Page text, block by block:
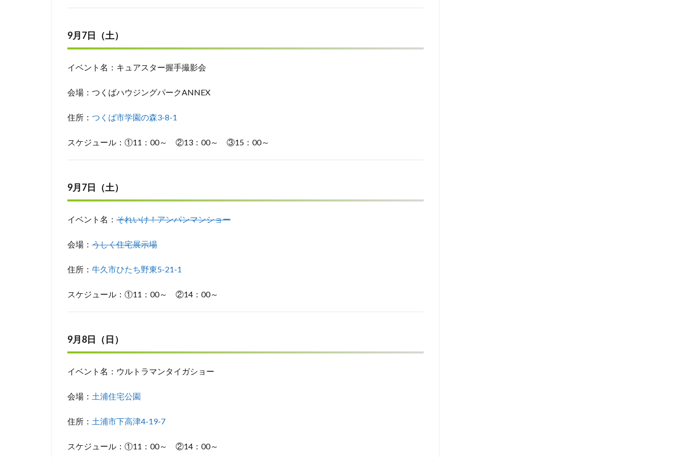
9月7日（土）
イベント名：キュアスター握手撮影会
会場：つくばハウジングパークANNEX
住所： つくば市学園の森3-8-1
スケジュール：①11：00～ ②13：00～ ③15：00～
9月7日（土）
イベント名： それいけ！アンパンマンショー
会場： うしく住宅展示場
住所： 牛久市ひたち野東5-21-1
スケジュール：①11：00～ ②14：00～
9月8日（日）
イベント名：ウルトラマンタイガショー
会場： 土浦住宅公園
住所： 土浦市下高津4-19-7
スケジュール：①11：00～ ②14：00～